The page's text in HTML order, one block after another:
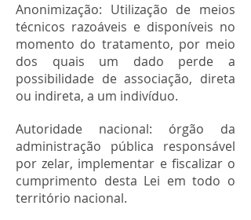
Anonimização: Utilização de meios
técnicos razoáveis e disponíveis no
momento do tratamento, por meio
dos quais um dado perde a
possibilidade de associação, direta
ou indireta, a um indivíduo.
Autoridade nacional: órgão da
administração pública responsável
por zelar, implementar e fiscalizar o
cumprimento desta Lei em todo o
território nacional.